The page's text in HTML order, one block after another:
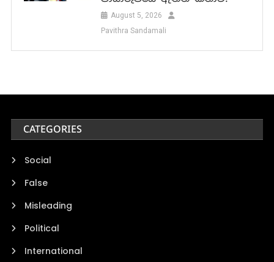
August 5, 2026
Pavithra Sandamali
CATEGORIES
Social
False
Misleading
Political
International